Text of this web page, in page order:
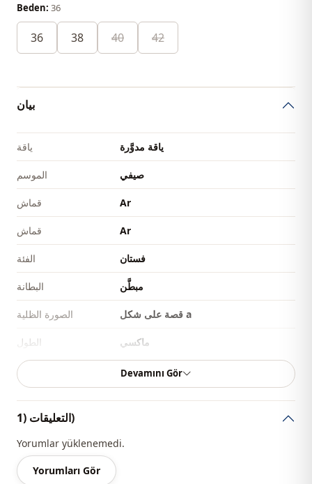
Beden: 36
36 38 40 42
بيان
ياقة ياقة مدوَّرة
الموسم صيفي
قماش Ar
قماش Ar
الفئة فستان
البطانة مبطَّن
الصورة الظلية قصة على شكل a
الطول ماكسي
الأناقة كلاسيكي
نوع النسيج منسوج
السماكة
اكسسوارات
القالب
Devamını Gör
التعليقات (1)
Yorumlar yüklenemedi.
Yorumları Gör